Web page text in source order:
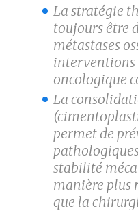
La stratégie
toujours être
métastases
interventions
oncologique
La
permet de
stabilité
manière plus
que la